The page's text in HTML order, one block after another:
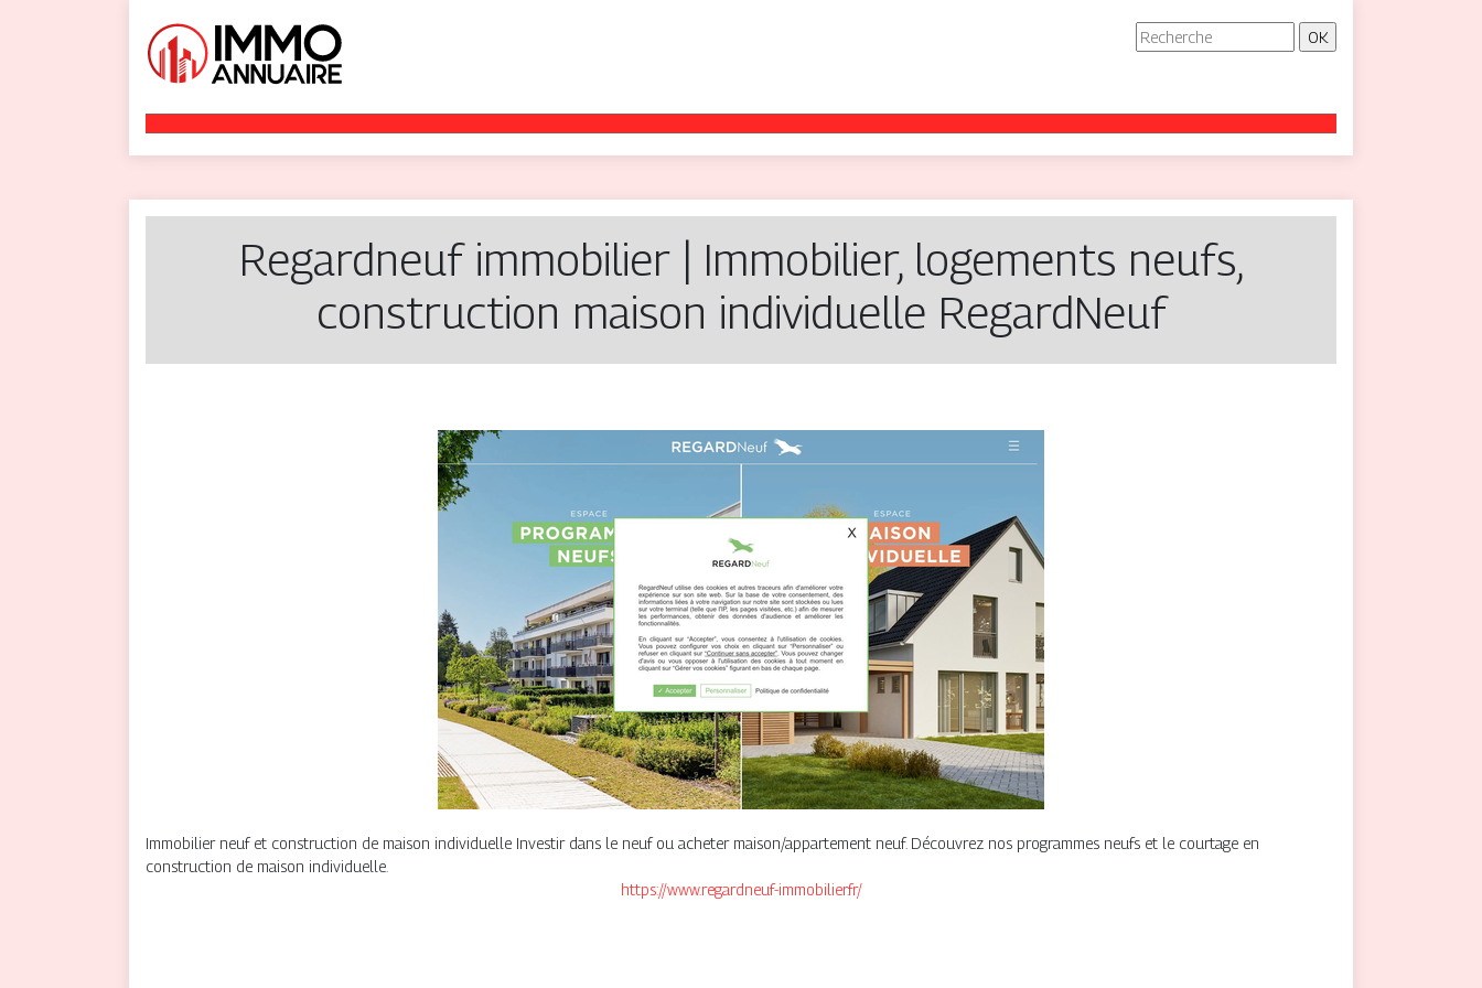
Regardneuf immobilier | Immobilier, logements neufs,
construction maison in­divi­duel­le RegardNeuf
Immobilier neuf et construction de maison individuelle Investir dans le neuf ou acheter maison/appartement neuf. Découvrez nos programmes neufs et le courtage en
construction de maison individuelle.
https://www.regardneuf-immobilier.fr/